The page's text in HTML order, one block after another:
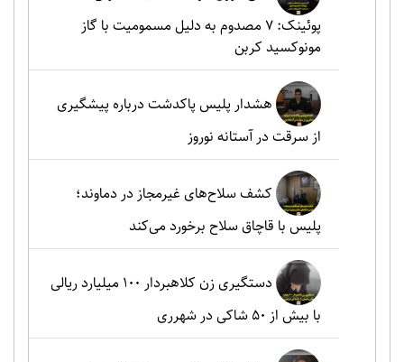
پوئینک: 7 مصدوم به دلیل مسمومیت با گاز
مونوکسید کربن
هشدار پلیس پاکدشت درباره پیشگیری
از سرقت در آستانه نوروز
کشف سلاح‌های غیرمجاز در دماوند؛
پلیس با قاچاق سلاح برخورد می‌کند
دستگیری زن کلاهبردار ۱۰۰ میلیارد ریالی
با بیش از ۵۰ شاکی در شهرری